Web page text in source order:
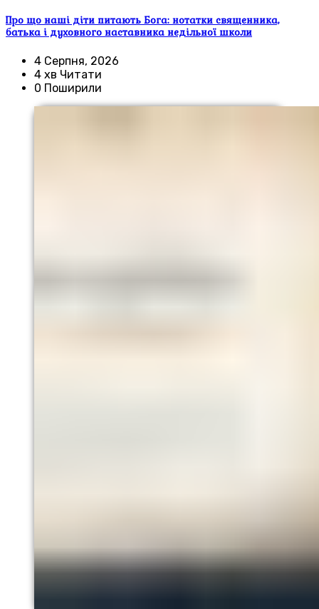
Про що наші діти питають Бога: нотатки священника,
батька і духовного наставника недільної школи
4 Серпня, 2026
4 хв Читати
0 Поширили